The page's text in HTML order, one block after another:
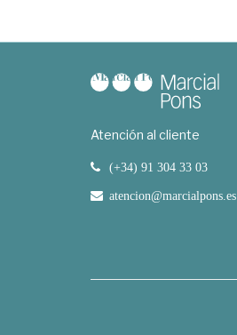
Atención al cliente
(+34) 91 304 33 03
atencion@marcialpons.es